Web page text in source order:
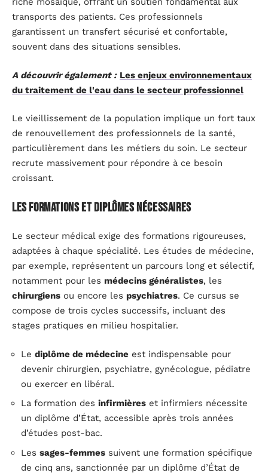
transports des patients. Ces professionnels
garantissent un transfert sécurisé et confortable,
souvent dans des situations sensibles.
A découvrir également : Les enjeux environnementaux
du traitement de l'eau dans le secteur professionnel
Le vieillissement de la population implique un fort taux
de renouvellement des professionnels de la santé,
particulièrement dans les métiers du soin. Le secteur
recrute massivement pour répondre à ce besoin
croissant.
Les formations et diplômes nécessaires
Le secteur médical exige des formations rigoureuses,
adaptées à chaque spécialité. Les études de médecine,
par exemple, représentent un parcours long et sélectif,
notamment pour les médecins généralistes, les
chirurgiens ou encore les psychiatres. Ce cursus se
compose de trois cycles successifs, incluant des
stages pratiques en milieu hospitalier.
Le diplôme de médecine est indispensable pour
devenir chirurgien, psychiatre, gynécologue, pédiatre
ou exercer en libéral.
La formation des infirmières et infirmiers nécessite
un diplôme d’État, accessible après trois années
d’études post-bac.
Les sages-femmes suivent une formation spécifique
de cinq ans, sanctionnée par un diplôme d’État de